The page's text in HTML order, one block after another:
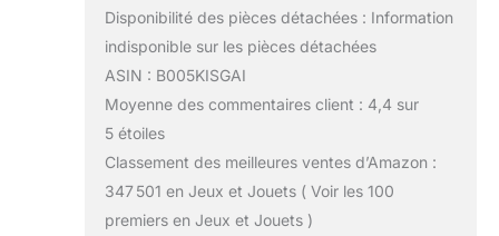
Disponibilité des pièces détachées : Information
indisponible sur les pièces détachées
ASIN : B005KISGAI
Moyenne des commentaires client : 4,4 sur
5 étoiles
Classement des meilleures ventes d’Amazon :
347 501 en Jeux et Jouets ( Voir les 100
premiers en Jeux et Jouets )